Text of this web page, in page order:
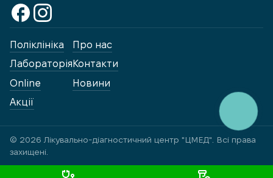
Поліклініка
Лабораторія
Online
Акції
Про нас
Контакти
Новини
© 2026 Лікувально-діагностичний центр "ЦМЕД". Всі права
захищені.